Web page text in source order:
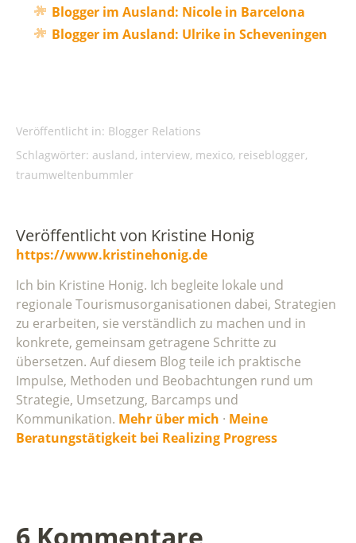
Blogger im Ausland: Nicole in Barcelona
Blogger im Ausland: Ulrike in Scheveningen
Veröffentlicht in: Blogger Relations
Schlagwörter: ausland, interview, mexico, reiseblogger,
traumweltenbummler
Veröffentlicht von Kristine Honig
https://www.kristinehonig.de
Ich bin Kristine Honig. Ich begleite lokale und
regionale Tourismusorganisationen dabei, Strategien
zu erarbeiten, sie verständlich zu machen und in
konkrete, gemeinsam getragene Schritte zu
übersetzen. Auf diesem Blog teile ich praktische
Impulse, Methoden und Beobachtungen rund um
Strategie, Umsetzung, Barcamps und
Kommunikation. Mehr über mich · Meine
Beratungstätigkeit bei Realizing Progress